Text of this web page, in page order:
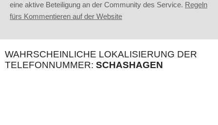
eine aktive Beteiligung an der Community des Service. Regeln
fürs Kommentieren auf der Website
WAHRSCHEINLICHE LOKALISIERUNG DER
TELEFONNUMMER: SCHASHAGEN